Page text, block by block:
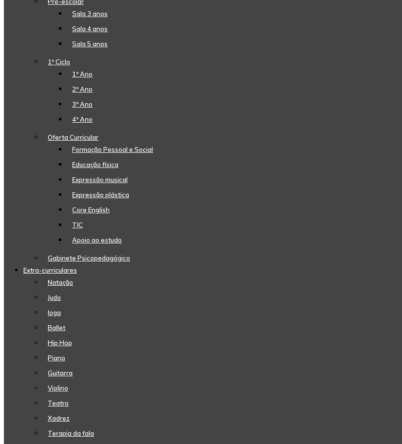
Sala 3 anos
Sala 4 anos
Sala 5 anos
1º Ciclo
1º Ano
2º Ano
3º Ano
4º Ano
Oferta Curricular
Formação Pessoal e Social
Educação física
Expressão musical
Expressão plástica
Core English
TIC
Apoio ao estudo
Gabinete Psicopedagógico
Extra-curriculares
Natação
Judo
Ioga
Ballet
Hip Hop
Piano
Guitarra
Violino
Teatro
Xadrez
Terapia da fala